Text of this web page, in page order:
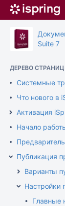
Перейти
содержимому
Suite 7
ДЕРЕВО СТРАНИЦ
Системные
Что нового в
Активация
Начало
Публикация
Варианты
Настройки
Главные